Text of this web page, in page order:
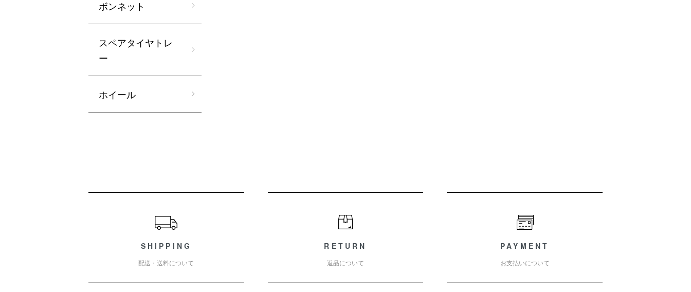
ボンネット
スペアタイヤトレ
ー
ホイール
SHIPPING
配送・送料について
RETURN
返品について
PAYMENT
お支払いについて